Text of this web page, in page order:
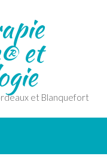
et
et Blanquefort